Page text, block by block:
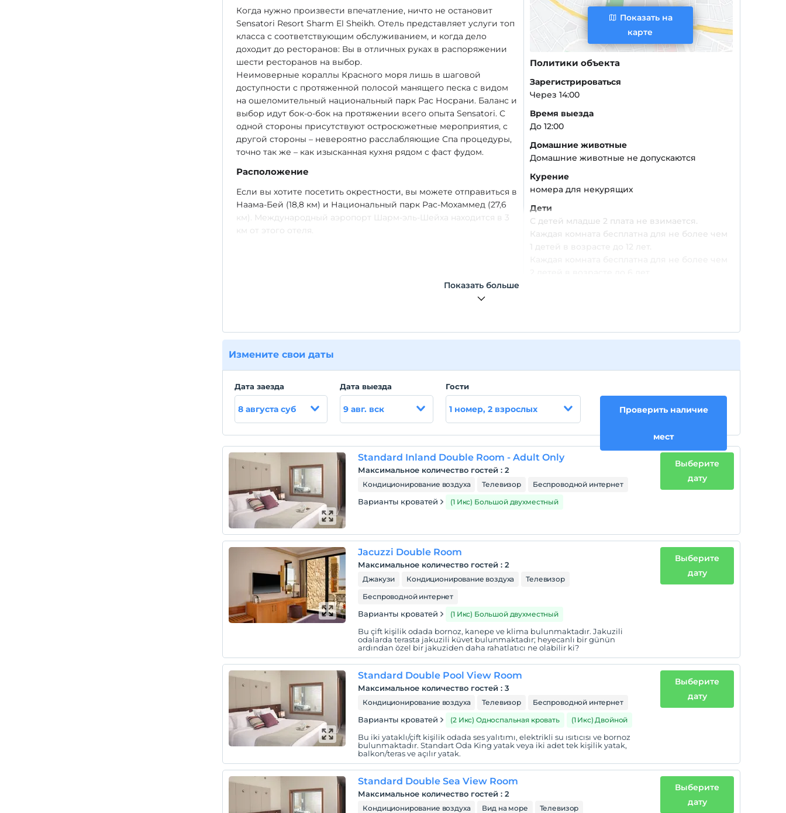
Когда нужно произвести впечатление, ничто не остановит
Sensatori Resort Sharm El Sheikh. Отель представляет услуги топ
класса с соответствующим обслуживанием, и когда дело
доходит до ресторанов: Вы в отличных руках в распоряжении
шести ресторанов на выбор.
Неимоверные кораллы Красного моря лишь в шаговой
доступности с протяженной полосой манящего песка с видом
на ошеломительный национальный парк Рас Носрани. Баланс и
выбор идут бок-о-бок на протяжении всего опыта Sensatori. С
одной стороны присутствуют остросюжетные мероприятия, с
другой стороны – невероятно расслабляющие Спа процедуры,
точно так же – как изысканная кухня рядом с фаст фудом.
Расположение
Если вы хотите посетить окрестности, вы можете отправиться в
Наама-Бей (18,8 км) и Национальный парк Рас-Мохаммед (27,6
км). Международный аэропорт Шарм-эль-Шейха находится в 3
км от этого отеля.
Показать на
карте
Политики объекта
Зарегистрироваться
Через 14:00
Время выезда
До 12:00
Домашние животные
Домашние животные не допускаются
Курение
номера для некурящих
Дети
С детей младше 2 плата не взимается.
Каждая комната бесплатна для не более чем
1 детей в возрасте до 12 лет.
Показать больше
Измените свои даты
Дата заезда
8 августа суб
Дата выезда
9 авг. вск
Гости
1 номер, 2 взрослых Проверить наличие
мест
Standard Inland Double Room - Adult Only
Максимальное количество гостей :2
Кондиционирование воздуха Телевизор Беспроводной интернет
Варианты кроватей (1 Икс) Большой двухместный
Выберите
дату
Jacuzzi Double Room
Максимальное количество гостей :2
Джакузи Кондиционирование воздуха
Телевизор
Беспроводной интернет
Варианты кроватей (1 Икс) Большой двухместный
Bu çift kişilik odada bornoz, kanepe ve klima bulunmaktadır. Jakuzili
odalarda terasta jakuzili küvet bulunmaktadır; heyecanlı bir günün
ardından özel bir jakuziden daha rahatlatıcı ne olabilir ki?
Выберите
дату
Standard Double Pool View Room
Максимальное количество гостей :3
Кондиционирование воздуха Телевизор Беспроводной интернет
Варианты кроватей (2 Икс) Односпальная кровать (1 Икс) Двойной
Bu iki yataklı/çift kişilik odada ses yalıtımı, elektrikli su ısıtıcısı ve bornoz
bulunmaktadır. Standart Oda King yatak veya iki adet tek kişilik yatak,
balkon/teras ve açılır yatak.
Выберите
дату
Standard Double Sea View Room
Максимальное количество гостей :2
Кондиционирование воздуха Вид на море
Телевизор
Выберите
дату